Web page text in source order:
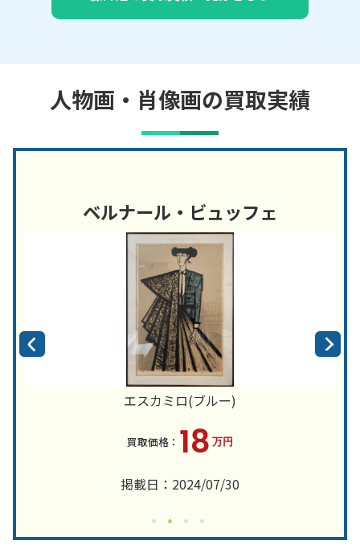
人物画・肖像画の買取実績
ベルナール・ビュッフェ
エスカミロ(ブルー)
18 万円
掲載日：2024/07/30